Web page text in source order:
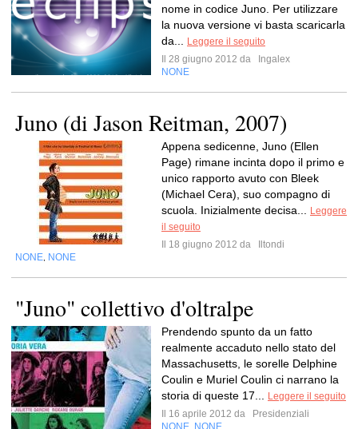
nome in codice Juno. Per utilizzare
la nuova versione vi basta scaricarla
da...
Leggere il seguito
Il 28 giugno 2012 da
Ingalex
NONE
Juno (di Jason Reitman, 2007)
Appena sedicenne, Juno (Ellen
Page) rimane incinta dopo il primo e
unico rapporto avuto con Bleek
(Michael Cera), suo compagno di
scuola. Inizialmente decisa...
Leggere
il seguito
Il 18 giugno 2012 da
Iltondi
NONE NONE
"Juno" collettivo d'oltralpe
Prendendo spunto da un fatto
realmente accaduto nello stato del
Massachusetts, le sorelle Delphine
Coulin e Muriel Coulin ci narrano la
storia di queste 17...
Leggere il seguito
Il 16 aprile 2012 da
Presidenziali
NONE NONE